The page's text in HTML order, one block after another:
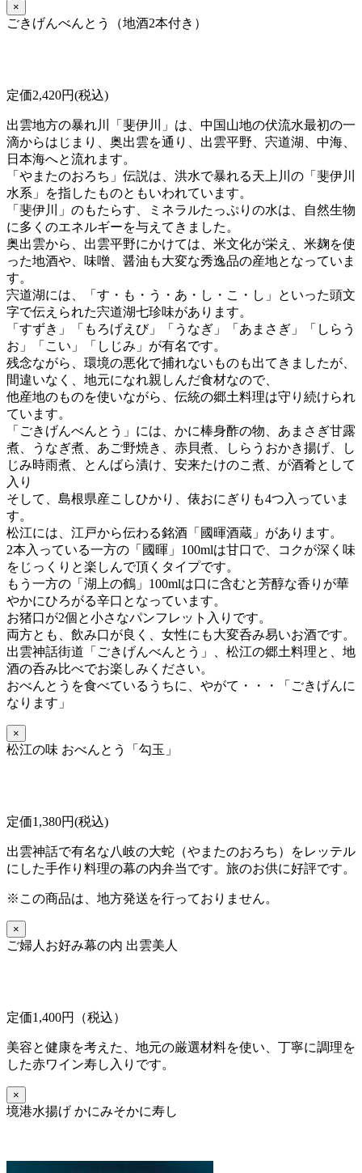
×
ごきげんべんとう（地酒2本付き）
定価2,420円(税込)
出雲地方の暴れ川「斐伊川」は、中国山地の伏流水最初の一
滴からはじまり、奥出雲を通り、出雲平野、宍道湖、中海、
日本海へと流れます。
「やまたのおろち」伝説は、洪水で暴れる天上川の「斐伊川
水系」を指したものともいわれています。
「斐伊川」のもたらす、ミネラルたっぷりの水は、自然生物
に多くのエネルギーを与えてきました。
奥出雲から、出雲平野にかけては、米文化が栄え、米麹を使
った地酒や、味噌、醤油も大変な秀逸品の産地となっていま
す。
宍道湖には、「す・も・う・あ・し・こ・し」といった頭文
字で伝えられた宍道湖七珍味があります。
「すずき」「もろげえび」「うなぎ」「あまさぎ」「しらう
お」「こい」「しじみ」が有名です。
残念ながら、環境の悪化で捕れないものも出てきましたが、
間違いなく、地元になれ親しんだ食材なので、
他産地のものを使いながら、伝統の郷土料理は守り続けられ
ています。
「ごきげんべんとう」には、かに棒身酢の物、あまさぎ甘露
煮、うなぎ煮、あご野焼き、赤貝煮、しらうおかき揚げ、し
じみ時雨煮、とんばら漬け、安来たけのこ煮、が酒肴として
入り
そして、島根県産こしひかり、俵おにぎりも4つ入っていま
す。
松江には、江戸から伝わる銘酒「國暉酒蔵」があります。
2本入っている一方の「國暉」100mlは甘口で、コクが深く味
をじっくりと楽しんで頂くタイプです。
もう一方の「湖上の鶴」100mlは口に含むと芳醇な香りが華
やかにひろがる辛口となっています。
お猪口が2個と小さなパンフレット入りです。
両方とも、飲み口が良く、女性にも大変呑み易いお酒です。
出雲神話街道「ごきげんべんとう」、松江の郷土料理と、地
酒の呑み比べでお楽しみください。
おべんとうを食べているうちに、 やがて・・・「ごきげんに
なります」
×
松江の味 おべんとう「勾玉」
定価1,380円(税込)
出雲神話で有名な八岐の大蛇（やまたのおろち）をレッテル
にした手作り料理の幕の内弁当です。旅のお供に好評です。
※この商品は、地方発送を行っておりません。
×
ご婦人お好み幕の内 出雲美人
定価1,400円（税込）
美容と健康を考えた、地元の厳選材料を使い、丁寧に調理を
した赤ワイン寿し入りです。
×
境港水揚げ かにみそかに寿し